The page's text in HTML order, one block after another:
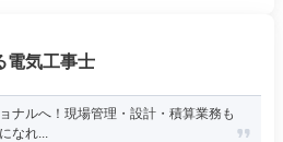
電気工事士
ナルへ！現場管理・設計・積算業務も
なれ...